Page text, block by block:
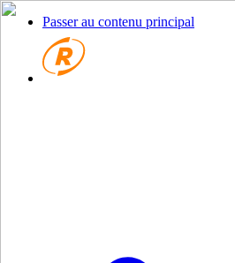
Passer au contenu principal